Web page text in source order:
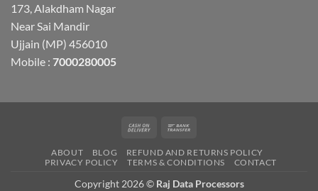
173, Alakdham Nagar
Near Sai Mandir
Ujjain (MP) 456010
Mobile : 7000280005
Cash
Delivery
ABOUT BLOG
REFUND AND RETURNS POLICY
PRIVACY POLICY
TERMS & CONDITIONS CONTACT
Copyright 2026 © Raj Data Processors